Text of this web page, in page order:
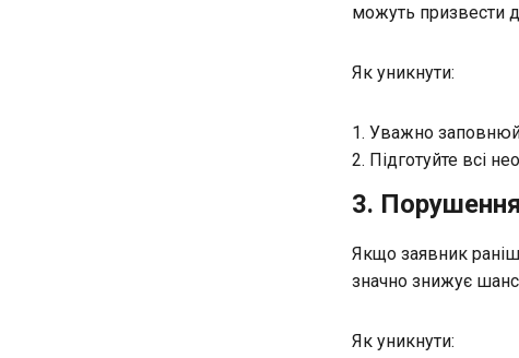
можуть призвести
Як уникнути:
Уважно
Підготуйте всі
3.
Якщо заявник
значно знижує
Як уникнути: